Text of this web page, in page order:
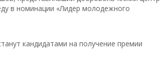
в номинации «Лидер молодежного
кандидатами на получение премии